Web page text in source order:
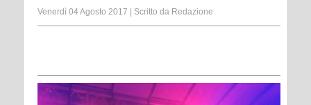
Venerdì 04 Agosto 2017 Scritto da Redazione